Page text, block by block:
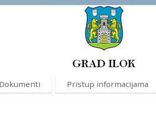
Dokumenti Pristup informacijama